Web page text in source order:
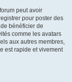
peut avoir
pour poster des
bénéficier de
comme les avatars
aux autres membres,
est rapide et vivement